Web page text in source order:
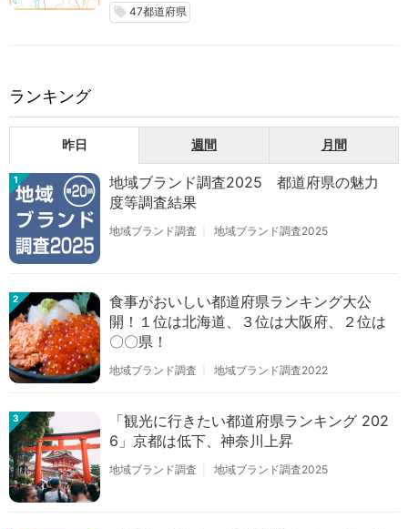
local_offer 47都道府県
ランキング
昨日 週間 月間
1
地域ブランド調査2025 都道府県の魅力
度等調査結果
地域ブランド調査 地域ブランド調査2025
2
食事がおいしい都道府県ランキング大公
開！１位は北海道、３位は大阪府、２位は
〇〇県！
地域ブランド調査 地域ブランド調査2022
3
「観光に行きたい都道府県ランキング 202
6」京都は低下、神奈川上昇
地域ブランド調査 地域ブランド調査2025